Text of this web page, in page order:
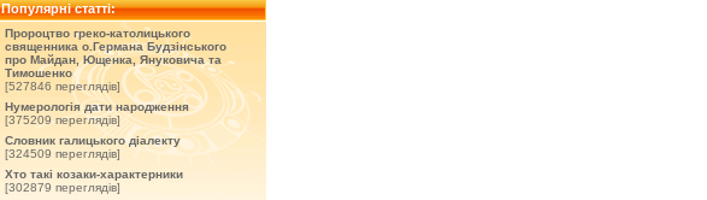
Популярні статті:
Пророцтво греко-католицького
священника о.Германа Будзінського
про Майдан, Ющенка, Януковича та
Тимошенко
[527846 переглядів]
Нумерологія дати народження
[375209 переглядів]
Словник галицького діалекту
[324509 переглядів]
Хто такі козаки-характерники
[302879 переглядів]